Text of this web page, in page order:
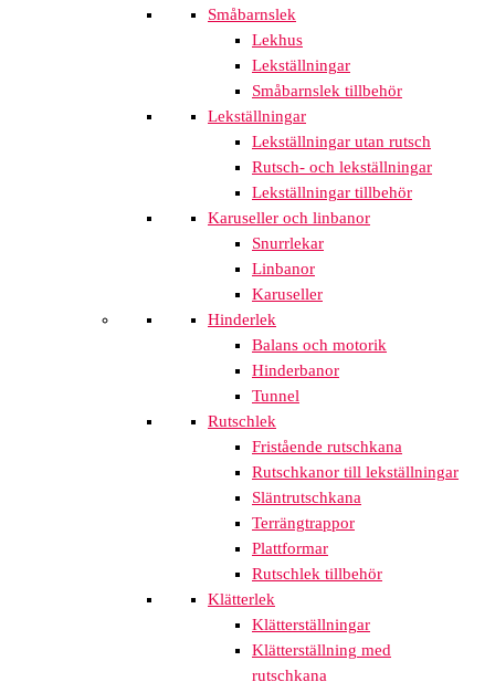
Småbarnslek
Lekhus
Lekställningar
Småbarnslek tillbehör
Lekställningar
Lekställningar utan rutsch
Rutsch- och lekställningar
Lekställningar tillbehör
Karuseller och linbanor
Snurrlekar
Linbanor
Karuseller
Hinderlek
Balans och motorik
Hinderbanor
Tunnel
Rutschlek
Fristående rutschkana
Rutschkanor till lekställningar
Släntrutschkana
Terrängtrappor
Plattformar
Rutschlek tillbehör
Klätterlek
Klätterställningar
Klätterställning med
rutschkana